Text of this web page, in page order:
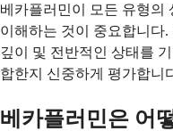
베카플러민이 모든 유형의
이해하는 것이 중요합니다
깊이 및 전반적인 상태를
합한지 신중하게 평가합니
베카플러민은 어